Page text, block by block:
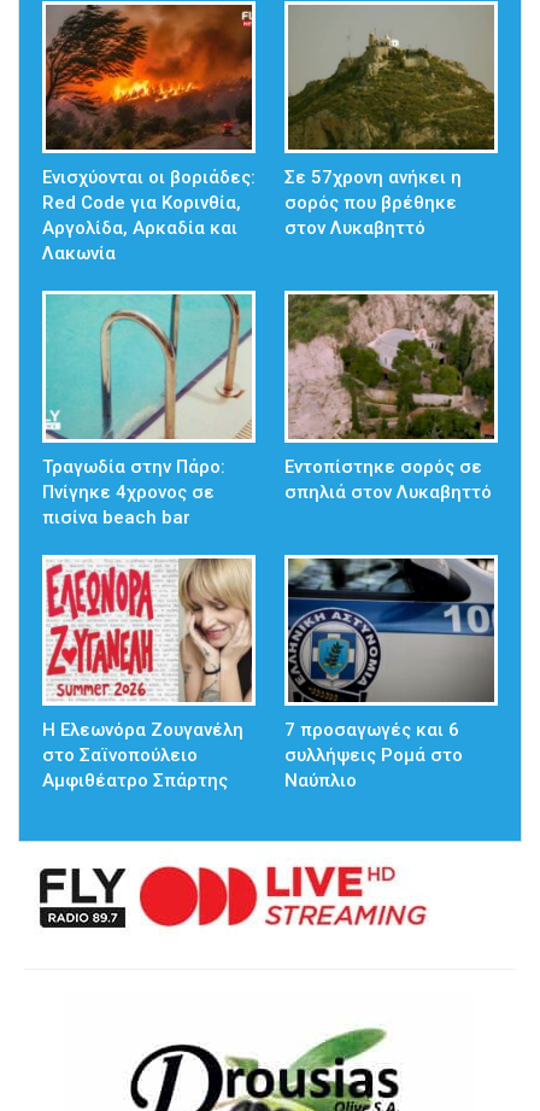
Ενισχύονται οι βοριάδες:
Red Code για Κορινθία,
Αργολίδα, Αρκαδία και
Λακωνία
Σε 57χρονη ανήκει η
σορός που βρέθηκε
στον Λυκαβηττό
Τραγωδία στην Πάρο:
Πνίγηκε 4χρονος σε
πισίνα beach bar
Εντοπίστηκε σορός σε
σπηλιά στον Λυκαβηττό
Η Ελεωνόρα Ζουγανέλη
στο Σαϊνοπούλειο
Αμφιθέατρο Σπάρτης
7 προσαγωγές και 6
συλλήψεις Ρομά στο
Ναύπλιο